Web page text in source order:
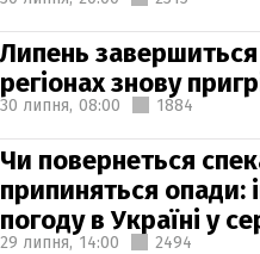
Липень
регіонах знову
30 липня, 08:00 1884
Чи повернеться
припиняться опади:
погоду в Україні у
29 липня, 14:00 2494